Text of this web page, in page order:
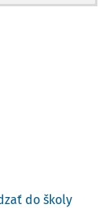
do školy